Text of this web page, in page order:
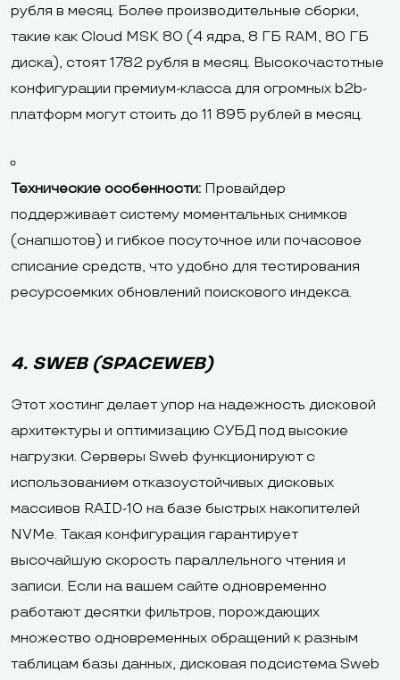
рубля в месяц. Более производительные сборки,
такие как Cloud MSK 80 (4 ядра, 8 ГБ RAM, 80 ГБ
диска), стоят 1782 рубля в месяц. Высокочастотные
конфигурации премиум-класса для огромных b2b-
платформ могут стоить до 11 895 рублей в месяц.
Технические особенности: Провайдер
поддерживает систему моментальных снимков
(снапшотов) и гибкое посуточное или почасовое
списание средств, что удобно для тестирования
ресурсоемких обновлений поискового индекса.
4. SWEB (SPACEWEB)
Этот хостинг делает упор на надежность дисковой
архитектуры и оптимизацию СУБД под высокие
нагрузки. Серверы Sweb функционируют с
использованием отказоустойчивых дисковых
массивов RAID-10 на базе быстрых накопителей
NVMe. Такая конфигурация гарантирует
высочайшую скорость параллельного чтения и
записи. Если на вашем сайте одновременно
работают десятки фильтров, порождающих
множество одновременных обращений к разным
таблицам базы данных, дисковая подсистема Sweb